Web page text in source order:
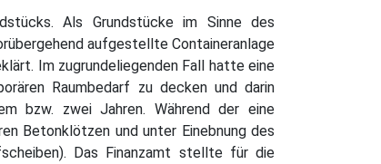
Als Grundstücke im Sinne des
aufgestellte Containeranlage
Im zugrundeliegenden Fall hatte eine
Raumbedarf zu decken und darin
bzw. zwei Jahren. Während der eine
Betonklötzen und unter Einebnung des
Das Finanzamt stellte für die